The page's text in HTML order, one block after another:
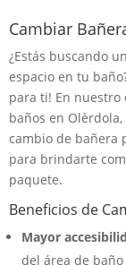
Cambiar
¿Estás buscando
espacio en tu
para ti! En nuestro
baños en
cambio de bañera
para brindarte
paquete.
Beneficios de
Mayor
del área de